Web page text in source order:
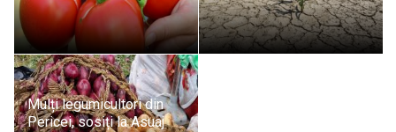
Mulți legumicultori din
Pericei, sosiți la Asuaj